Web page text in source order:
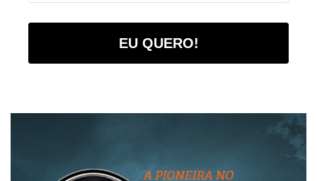
EU QUERO!